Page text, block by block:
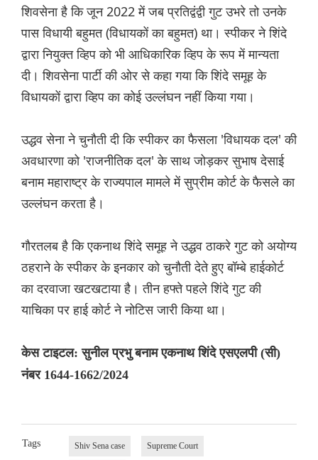
शिवसेना है कि जून 2022 में जब प्रतिद्वंद्वी गुट उभरे तो उनके
पास विधायी बहुमत (विधायकों का बहुमत) था। स्पीकर ने शिंदे
द्वारा नियुक्त व्हिप को भी आधिकारिक व्हिप के रूप में मान्यता
दी। शिवसेना पार्टी की ओर से कहा गया कि शिंदे समूह के
विधायकों द्वारा व्हिप का कोई उल्लंघन नहीं किया गया।
उद्धव सेना ने चुनौती दी कि स्पीकर का फैसला 'विधायक दल' की
अवधारणा को 'राजनीतिक दल' के साथ जोड़कर सुभाष देसाई
बनाम महाराष्ट्र के राज्यपाल मामले में सुप्रीम कोर्ट के फैसले का
उल्लंघन करता है।
गौरतलब है कि एकनाथ शिंदे समूह ने उद्धव ठाकरे गुट को अयोग्य
ठहराने के स्पीकर के इनकार को चुनौती देते हुए बॉम्बे हाईकोर्ट
का दरवाजा खटखटाया है। तीन हफ्ते पहले शिंदे गुट की
याचिका पर हाई कोर्ट ने नोटिस जारी किया था।
केस टाइटल: सुनील प्रभु बनाम एकनाथ शिंदे एसएलपी (सी)
नंबर 1644-1662/2024
Tags Shiv Sena case Supreme Court